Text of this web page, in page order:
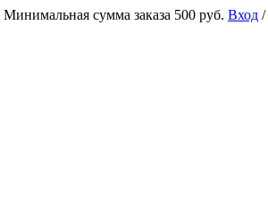
Минимальная сумма заказа 500 руб. Вход /